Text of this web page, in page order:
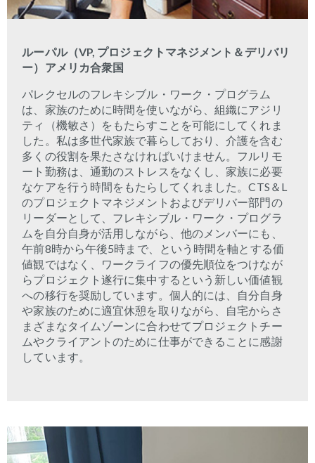
ルーパル（VP, プロジェクトマネジメント＆デリバリ
ー）アメリカ合衆国
パレクセルのフレキシブル・ワーク・プログラム
は、家族のために時間を使いながら、組織にアジリ
ティ（機敏さ）をもたらすことを可能にしてくれま
した。私は多世代家族で暮らしており、介護を含む
多くの役割を果たさなければいけません。フルリモ
ート勤務は、通勤のストレスをなくし、家族に必要
なケアを行う時間をもたらしてくれました。CTS ＆ L
のプロジェクトマネジメントおよびデリバー部門の
リーダーとして、フレキシブル・ワーク・プログラ
ムを自分自身が活用しながら、他のメンバーにも、
午前8時から午後5時まで、という時間を軸とする価
値観ではなく、ワークライフの優先順位をつけなが
らプロジェクト遂行に集中するという新しい価値観
への移行を奨励しています。個人的には、自分自身
や家族のために適宜休憩を取りながら、自宅からさ
まざまなタイムゾーンに合わせてプロジェクトチー
ムやクライアントのために仕事ができることに感謝
しています。